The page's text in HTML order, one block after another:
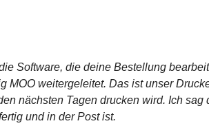
Software, die deine Bestellung
MOO weitergeleitet. Das ist unser
nächsten Tagen drucken wird. Ich sag
und in der Post ist.